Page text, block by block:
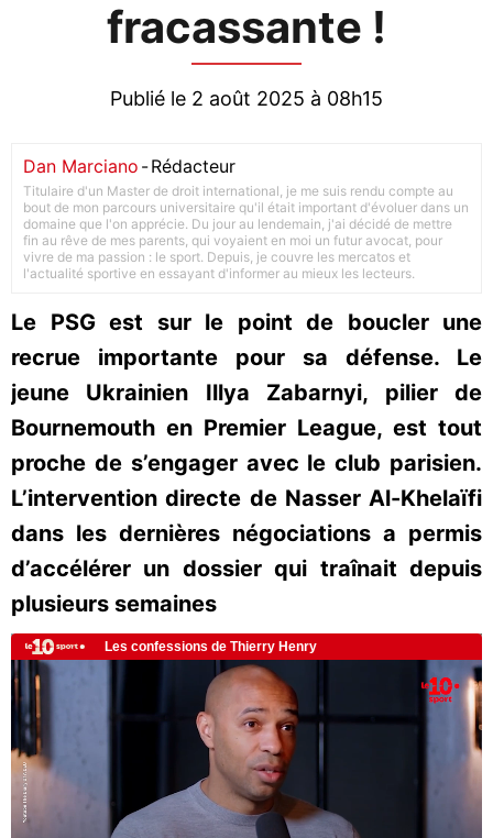
fracassante !
Publié le 2 août 2025 à 08h15
Dan Marciano -Rédacteur
Titulaire d'un Master de droit international, je me suis rendu compte au
bout de mon parcours universitaire qu'il était important d'évoluer dans un
domaine que l'on apprécie. Du jour au lendemain, j'ai décidé de mettre
fin au rêve de mes parents, qui voyaient en moi un futur avocat, pour
vivre de ma passion : le sport. Depuis, je couvre les mercatos et
l'actualité sportive en essayant d'informer au mieux les lecteurs.
Le PSG est sur le point de boucler une
recrue importante pour sa défense. Le
jeune Ukrainien Illya Zabarnyi, pilier de
Bournemouth en Premier League, est tout
proche de s’engager avec le club parisien.
L’intervention directe de Nasser Al-Khelaïfi
dans les dernières négociations a permis
d’accélérer un dossier qui traînait depuis
plusieurs semaines